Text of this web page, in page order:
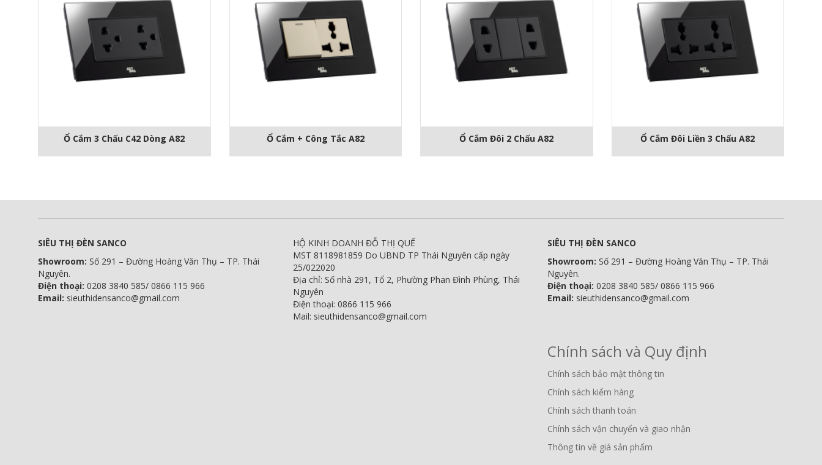
Ổ Cắm 3 Chấu C42 Dòng A82 Ổ Cắm + Công Tắc A82 Ổ Cắm Đôi 2 Chấu A82 Ổ Cắm Đôi Liền 3 Chấu A82
SIÊU THỊ ĐÈN SANCO
Showroom: Số 291 – Đường Hoàng Văn Thụ – TP. Thái
Nguyên.
Điện thoại: 0208 3840 585/ 0866 115 966
Email: sieuthidensanco@gmail.com
HỘ KINH DOANH ĐỖ THỊ QUẾ
MST 8118981859 Do UBND TP Thái Nguyên cấp ngày
25/022020
Địa chỉ: Số nhà 291, Tổ 2, Phường Phan Đình Phùng, Thái
Nguyên
Điện thoại: 0866 115 966
Mail: sieuthidensanco@gmail.com
SIÊU THỊ ĐÈN SANCO
Showroom:Số 291 – Đường Hoàng Văn Thụ – TP. Thái
Nguyên.
Điện thoại: 0208 3840 585/ 0866 115 966
Email: sieuthidensanco@gmail.com
Chính sách và Quy định
Chính sách bảo mật thông tin
Chính sách kiểm hàng
Chính sách thanh toán
Chính sách vận chuyển và giao nhận
Thông tin về giá sản phẩm